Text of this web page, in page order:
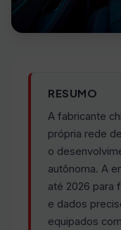
RESUMO
A fabricante
própria rede
o
autônoma. A
até 2026 para
e dados
equipados